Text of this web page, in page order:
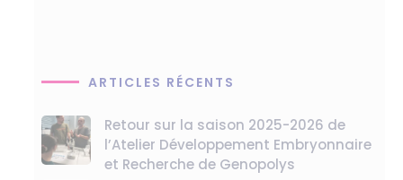
ARTICLES RÉCENTS
Retour sur la saison 2025-2026 de
l’Atelier Développement Embryonnaire
et Recherche de Genopolys